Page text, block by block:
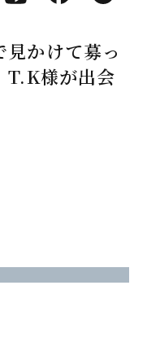
見かけて募っ
T.K様が出会